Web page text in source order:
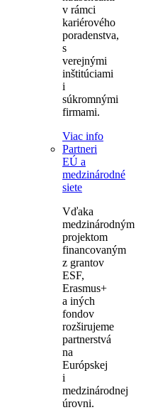
v rámci
kariérového
poradenstva,
s
verejnými
inštitúciami
i
súkromnými
firmami.
Viac info
Partneri
EÚ a
medzinárodné
siete
Vďaka
medzinárodným
projektom
financovaným
z grantov
ESF,
Erasmus+
a iných
fondov
rozširujeme
partnerstvá
na
Európskej
i
medzinárodnej
úrovni.